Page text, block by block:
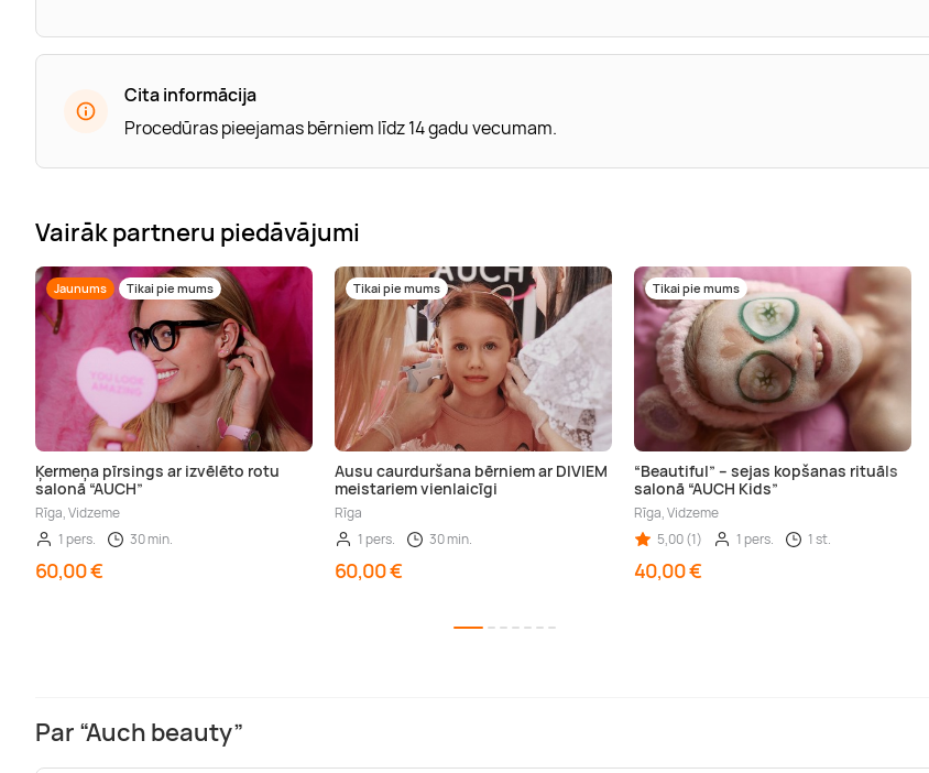
Cita informācija
Procedūras pieejamas bērniem līdz 14 gadu vecumam.
Vairāk partneru piedāvājumi
Jaunums Tikai pie mums
Ķermeņa pīrsings ar izvēlēto rotu
salonā “AUCH”
Rīga, Vidzeme
1 pers.
30 min.
60,00 €
Tikai pie mums
Ausu caurduršana bērniem ar DIVIEM
meistariem vienlaicīgi
Rīga
1 pers.
30 min.
60,00 €
Tikai pie mums
“Beautiful” – sejas kopšanas rituāls
salonā “AUCH Kids”
Rīga, Vidzeme
5,00 (1)
1 pers. 1 st.
40,00 €
Par “Auch beauty”